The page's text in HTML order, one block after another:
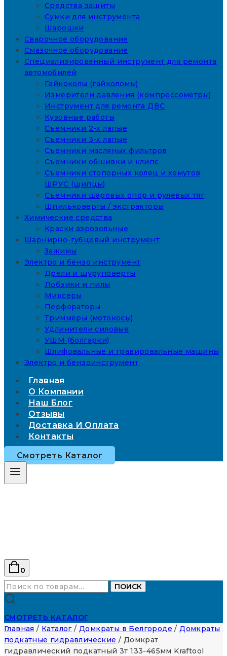
Средства защиты
Сумки для инструмента
Шарошки
Сварочное оборудование
Смазочное оборудование
Специализированный инструмент для ремонта
автомобилей
Гайкоколы (гайколомы)
Измерители давления (компрессометры)
Инструмент для ремонта ДВС
Кузовные работы
Съемники 2-х лапые
Съемники 3-х лапые
Съемники масляных фильтров
Съемники обшивки и клипс
Съемники стопорных колец и хомутов
ШРУС (щипцы)
Съемники шаровых опор и рулевых тяг
Шпильковерты / экстракторы
Химические средства
Краски аэрозольные
Шарнирно-губцевый инструмент
Зажимы
Электро и бензо инструмент
Дрели и шуруповерты
Лобзики и пилы
Миксеры
Перфораторы
Триммеры (мотокосы)
Удлинители силовые
УШМ (болгарки)
Шлифовальные и гравировальные машины
Электро и бензоинструмент
Главная
О Компании
Наш Блог
Отзывы
Доставка И Оплата
Контакты
Смотреть Каталог
0
Искать:
ПОИСК
СМОТРЕТЬ КАТАЛОГ
Главная / Каталог / Домкраты в Белгороде / Домкраты
подкатные гидравлические / Домкрат
гидравлический подкатный 3т 133-465мм Kraftool